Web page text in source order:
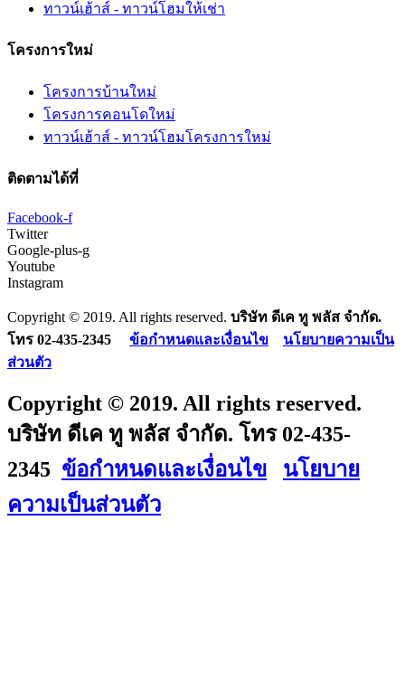
ทาวน์เฮ้าส์ - ทาวน์โฮมให้เช่า
โครงการใหม่
โครงการบ้านใหม่
โครงการคอนโดใหม่
ทาวน์เฮ้าส์ - ทาวน์โฮมโครงการใหม่
ติดตามได้ที่
Facebook-f
Twitter
Google-plus-g
Youtube
Instagram
Copyright © 2019. All rights reserved. บริษัท ดีเค ทู พลัส จำกัด.
โทร 02-435-2345
ข้อกำหนดและเงื่อนไข
นโยบายความเป็น
ส่วนตัว
Copyright © 2019. All rights reserved.
บริษัท ดีเค ทู พลัส จำกัด. โทร 02-435-
2345 ข้อกำหนดและเงื่อนไข
นโยบาย
ความเป็นส่วนตัว